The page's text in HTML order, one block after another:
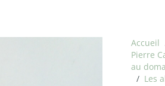
Accueil
Pierre
au
/ Les